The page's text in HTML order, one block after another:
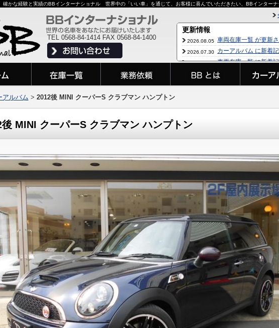
確かな経験と実績のBBインターナショナル 世界中の「いい車」を通じて、お客様に喜んでいただきたい、BBインターナ
TEL 0568-84-1414 FAX 0568-84-1400
後 MINI クーパーS クラブマン ハンプトン
アルバム > 2012後 MINI クーパーS クラブマン ハンプトン